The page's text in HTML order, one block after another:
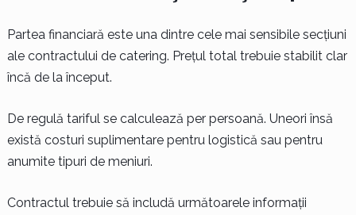
Partea financiară este una dintre cele mai sensibile secțiuni
ale contractului de catering. Prețul total trebuie stabilit clar
încă de la început.
De regulă tariful se calculează per persoană. Uneori însă
există costuri suplimentare pentru logistică sau pentru
anumite tipuri de meniuri.
Contractul trebuie să includă următoarele informații